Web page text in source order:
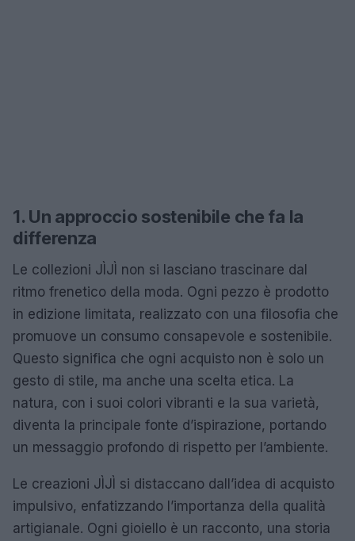
1. Un approccio sostenibile che fa la
differenza
Le collezioni JÌJÌ non si lasciano trascinare dal
ritmo frenetico della moda. Ogni pezzo è prodotto
in edizione limitata, realizzato con una filosofia che
promuove un consumo consapevole e sostenibile.
Questo significa che ogni acquisto non è solo un
gesto di stile, ma anche una scelta etica. La
natura, con i suoi colori vibranti e la sua varietà,
diventa la principale fonte d’ispirazione, portando
un messaggio profondo di rispetto per l’ambiente.
Le creazioni JÌJÌ si distaccano dall’idea di acquisto
impulsivo, enfatizzando l’importanza della qualità
artigianale. Ogni gioiello è un racconto, una storia